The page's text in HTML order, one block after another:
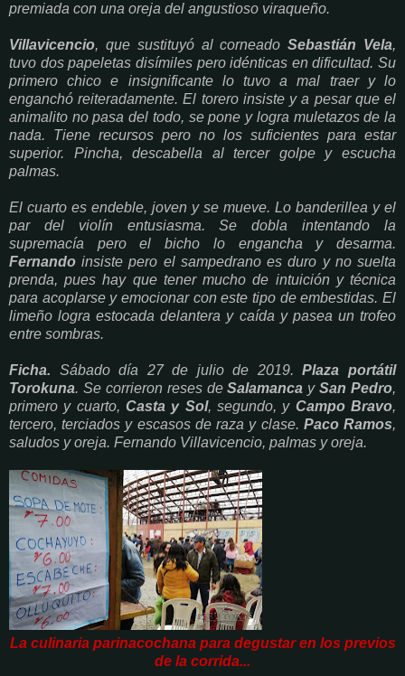
premiada con una oreja del angustioso viraqueño.
Villavicencio, que sustituyó al corneadoSebastián Vela,
tuvo dos papeletas disímiles pero idénticas en dificultad. Su
primero chico e insignificante lo tuvo a mal traer y lo
enganchó reiteradamente. El torero insiste y a pesar que el
animalito no pasa del todo, se pone y logra muletazos de la
nada. Tiene recursos pero no los suficientes para estar
superior. Pincha, descabella al tercer golpe y escucha
palmas.
El cuarto es endeble, joven y se mueve. Lo banderillea y el
par del violín entusiasma. Se dobla intentando la
supremacía pero el bicho lo engancha y desarma.
Fernando insiste pero el sampedrano es duro y no suelta
prenda, pues hay que tener mucho de intuición y técnica
para acoplarse y emocionar con este tipo de embestidas. El
limeño logra estocada delantera y caída y pasea un trofeo
entre sombras.
Ficha. Sábado día 27 de julio de 2019.Plaza portátil
Torokuna. Se corrieron reses deSalamanca ySan Pedro,
primero y cuarto, Casta y Sol, segundo, y Campo Bravo,
tercero, terciados y escasos de raza y clase. Paco Ramos,
saludos y oreja. Fernando Villavicencio, palmas y oreja.
La culinaria parinacochana para degustar en los previos
de la corrida...